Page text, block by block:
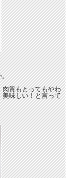
。
肉質もとってもやわ
美味しい！と言って